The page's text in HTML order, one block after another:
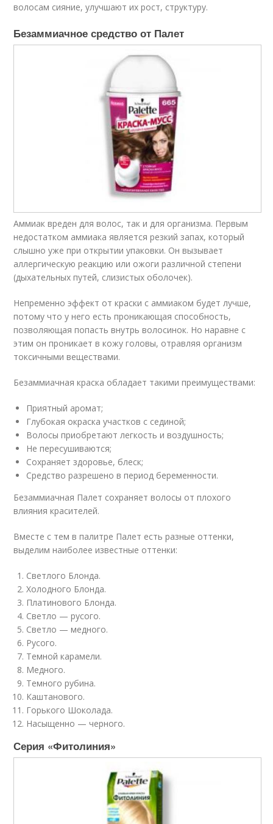
волосам сияние, улучшают их рост, структуру.
Безаммиачное средство от Палет
Аммиак вреден для волос, так и для организма. Первым
недостатком аммиака является резкий запах, который
слышно уже при открытии упаковки. Он вызывает
аллергическую реакцию или ожоги различной степени
(дыхательных путей, слизистых оболочек).
Непременно эффект от краски с аммиаком будет лучше,
потому что у него есть проникающая способность,
позволяющая попасть внутрь волосинок. Но наравне с
этим он проникает в кожу головы, отравляя организм
токсичными веществами.
Безаммиачная краска обладает такими преимуществами:
Приятный аромат;
Глубокая окраска участков с сединой;
Волосы приобретают легкость и воздушность;
Не пересушиваются;
Сохраняет здоровье, блеск;
Средство разрешено в период беременности.
Безаммиачная Палет сохраняет волосы от плохого
влияния красителей.
Вместе с тем в палитре Палет есть разные оттенки,
выделим наиболее известные оттенки:
Светлого Блонда.
Холодного Блонда.
Платинового Блонда.
Светло — русого.
Светло — медного.
Русого.
Темной карамели.
Медного.
Темного рубина.
Каштанового.
Горького Шоколада.
Насыщенно — черного.
Серия «Фитолиния»